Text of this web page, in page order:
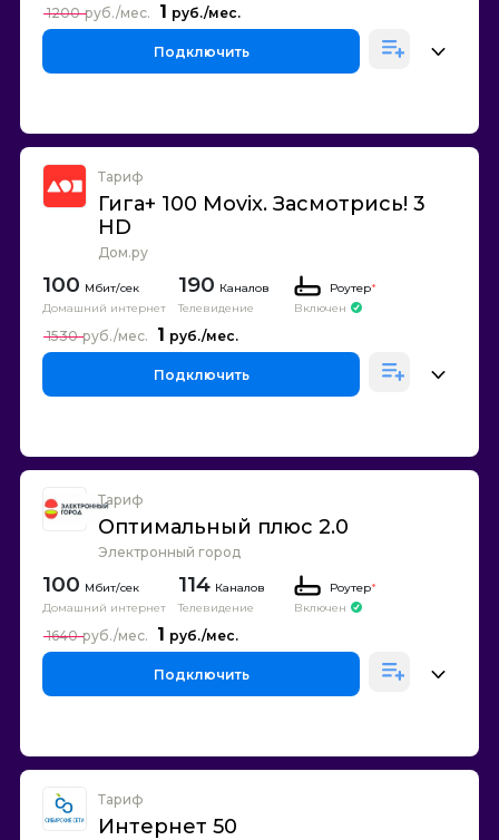
1
1200
Подключить
Тариф
Гига+ 100 Movix. Засмотрись! 3
HD
Дом.ру
100
Домашний интернет
190 Каналов
Телевидение
Роутер*
Включен
1
1530
Подключить
Тариф
Оптимальный плюс 2.0
Электронный город
100
Домашний интернет
114 Каналов
Телевидение
Роутер*
Включен
1
1640
Подключить
Тариф
Интернет 50